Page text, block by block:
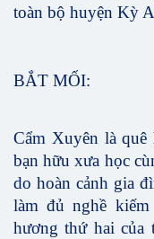
toàn bộ huyện Kỳ
BẮT MỐI:
Cẩm Xuyên là
bạn hữu xưa học
do hoàn cảnh gia
làm đủ nghề
hương thứ hai của